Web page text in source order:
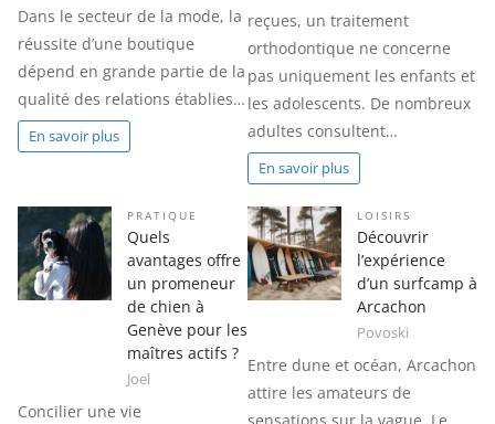
Dans le secteur de la mode, la
réussite d’une boutique
dépend en grande partie de la
qualité des relations établies…
En savoir plus
reçues, un traitement
orthodontique ne concerne
pas uniquement les enfants et
les adolescents. De nombreux
adultes consultent…
En savoir plus
PRATIQUE
Quels
avantages offre
un promeneur
de chien à
Genève pour les
maîtres actifs ?
Joel
Concilier une vie
LOISIRS
Découvrir
l’expérience
d’un surfcamp à
Arcachon
Povoski
Entre dune et océan, Arcachon
attire les amateurs de